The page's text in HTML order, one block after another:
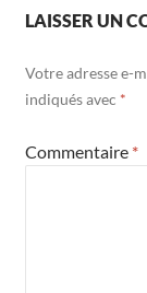
LAISSER UN
Votre adresse e-
indiqués avec *
Commentaire *